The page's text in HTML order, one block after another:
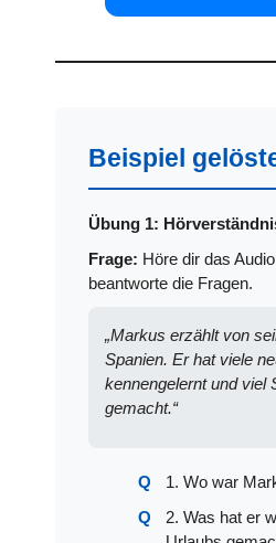
Beispiel
Übung 1:
Frage: Höre dir das
beantworte die Fragen.
„Markus erzählt von
Spanien. Er hat viele
kennengelernt und viel
gemacht.“
1. Wo war
2. Was hat er